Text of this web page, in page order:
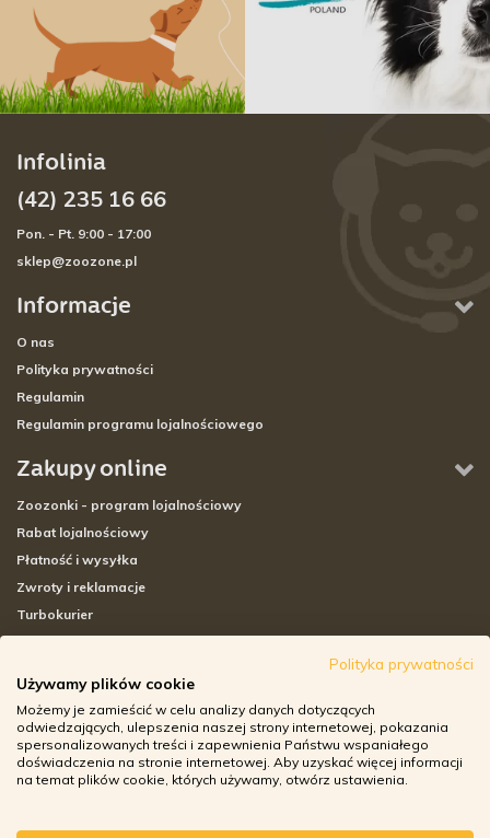
Informacje
O nas
Polityka prywatności
Regulamin
Regulamin programu lojalnościowego
Zakupy online
Zoozonki - program lojalnościowy
Rabat lojalnościowy
Płatność i wysyłka
Zwroty i reklamacje
Turbokurier
Adresy sklepów stacjonarnych
Godziny otwarcia sklepów
Aplikacja zoozone.pl
Zwroty i reklamacje
Infolinia
(42) 235 16 66
Pon. - Pt. 9:00 - 17:00
sklep@zoozone.pl
Polityka prywatności
Używamy plików cookie
Możemy je zamieścić w celu analizy danych dotyczących
odwiedzających, ulepszenia naszej strony internetowej, pokazania
spersonalizowanych treści i zapewnienia Państwu wspaniałego
doświadczenia na stronie internetowej. Aby uzyskać więcej informacji
na temat plików cookie, których używamy, otwórz ustawienia.